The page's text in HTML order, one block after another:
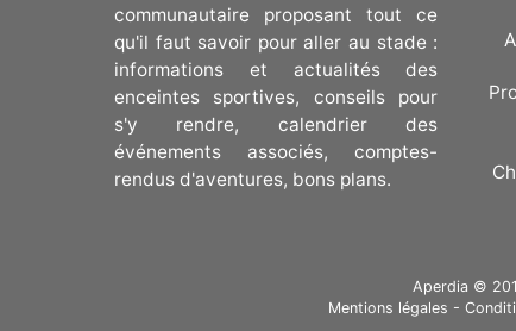
communautaire proposant tout ce
qu'il faut savoir pour aller au stade :
informations et actualités des
enceintes sportives, conseils pour
s'y rendre, calendrier des
événements associés, comptes-
rendus d'aventures, bons plans.
Aperdia ©
Mentions légales -